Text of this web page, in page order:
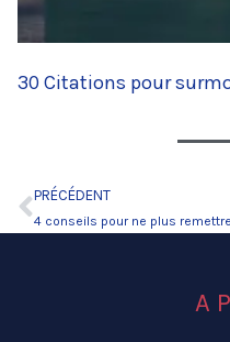
30 Citations pour
Précédent
PRÉCÉDENT
A